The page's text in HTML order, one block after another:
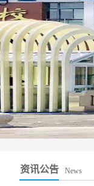
资讯公告 News